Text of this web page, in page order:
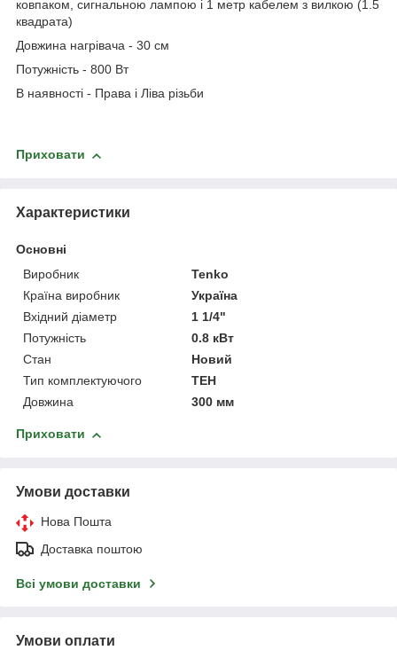
ковпаком, сигнальною лампою і 1 метр кабелем з вилкою (1.5
квадрата)
Довжина нагрівача - 30 см
Потужність - 800 Вт
В наявності - Права і Ліва різьби
Приховати
Характеристики
Основні
Виробник
Tenko
Країна виробник
Україна
Вхідний діаметр
1 1/4"
Потужність
0.8 кВт
Стан
Новий
Тип комплектуючого
ТЕН
Довжина
300 мм
Приховати
Умови доставки
Нова Пошта
Доставка поштою
Всі умови доставки
Умови оплати